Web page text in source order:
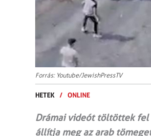
Forrás: Youtube/JewishPressTV
HETEK / ONLINE
Drámai videót töltöttek
állítja meg az arab